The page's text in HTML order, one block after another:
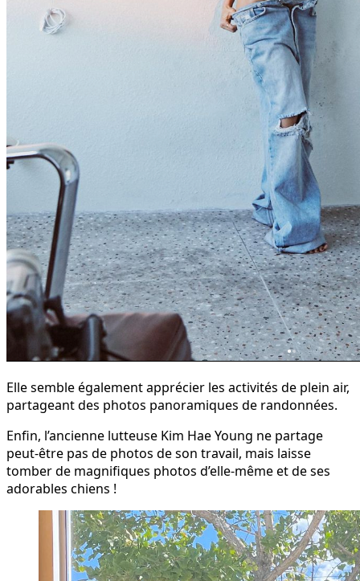
Elle semble également apprécier les activités de plein air,
partageant des photos panoramiques de randonnées.
Enfin, l’ancienne lutteuse Kim Hae Young ne partage
peut-être pas de photos de son travail, mais laisse
tomber de magnifiques photos d’elle-même et de ses
adorables chiens !